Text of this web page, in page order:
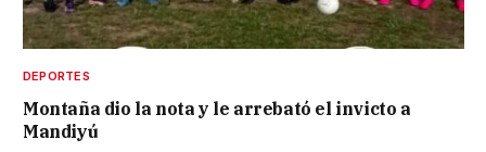
DEPORTES
Montaña dio la nota y le arrebató el invicto a
Mandiyú